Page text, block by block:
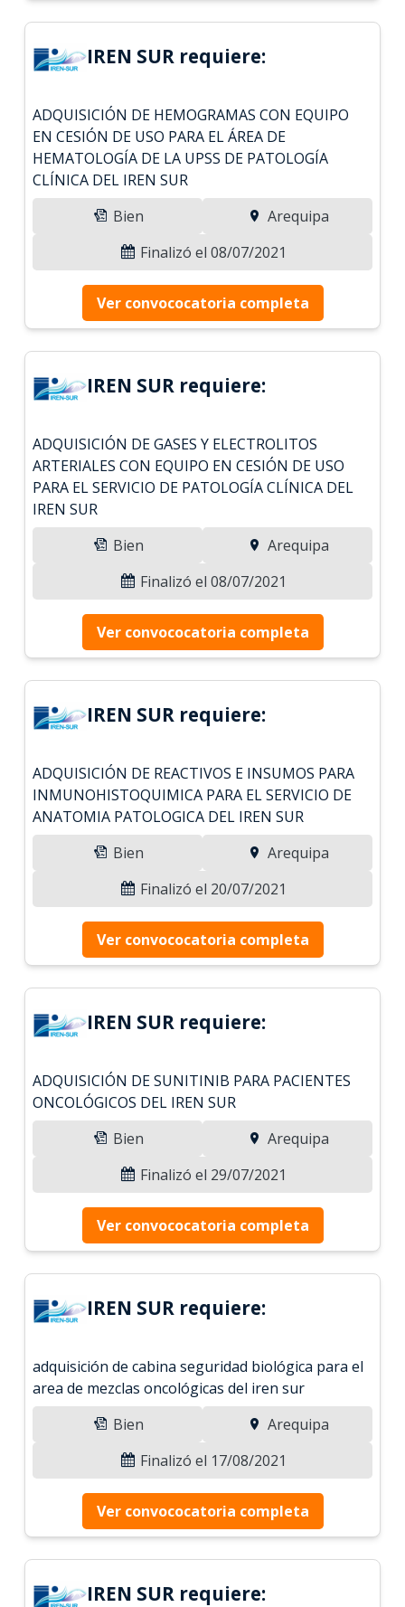
IREN SUR requiere:
ADQUISICIÓN DE HEMOGRAMAS CON EQUIPO
EN CESIÓN DE USO PARA EL ÁREA DE
HEMATOLOGÍA DE LA UPSS DE PATOLOGÍA
CLÍNICA DEL IREN SUR
Bien
Arequipa
Finalizó el 08/07/2021
Ver convococatoria completa
IREN SUR requiere:
ADQUISICIÓN DE GASES Y ELECTROLITOS
ARTERIALES CON EQUIPO EN CESIÓN DE USO
PARA EL SERVICIO DE PATOLOGÍA CLÍNICA DEL
IREN SUR
Bien
Arequipa
Finalizó el 08/07/2021
Ver convococatoria completa
IREN SUR requiere:
ADQUISICIÓN DE REACTIVOS E INSUMOS PARA
INMUNOHISTOQUIMICA PARA EL SERVICIO DE
ANATOMIA PATOLOGICA DEL IREN SUR
Bien
Arequipa
Finalizó el 20/07/2021
Ver convococatoria completa
IREN SUR requiere:
ADQUISICIÓN DE SUNITINIB PARA PACIENTES
ONCOLÓGICOS DEL IREN SUR
Bien
Arequipa
Finalizó el 29/07/2021
Ver convococatoria completa
IREN SUR requiere:
adquisición de cabina seguridad biológica para el
area de mezclas oncológicas del iren sur
Bien
Arequipa
Finalizó el 17/08/2021
Ver convococatoria completa
IREN SUR requiere: